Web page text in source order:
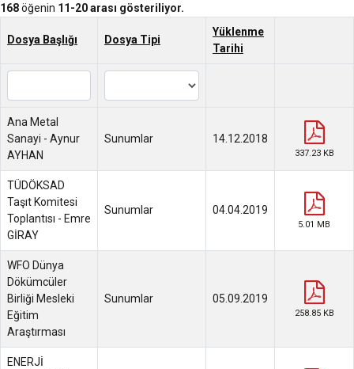
168öğenin 11-20 arası gösteriliyor.
Dosya Başlığı Dosya Tipi
Yüklenme
Tarihi
Ana Metal
Sanayi - Aynur
AYHAN
Sunumlar 14.12.2018
337.23 KB
TÜDÖKSAD
Taşıt Komitesi
Toplantısı - Emre
GİRAY
Sunumlar 04.04.2019
5.01 MB
WFO Dünya
Dökümcüler
Birliği Mesleki
Eğitim
Araştırması
Sunumlar 05.09.2019
258.85 KB
ENERJİ